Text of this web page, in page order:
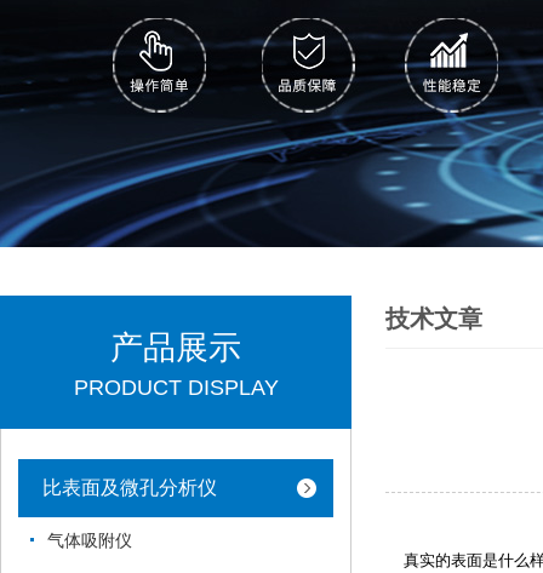
产品展示
PRODUCT DISPLAY
比表面及微孔分析仪
气体吸附仪
技术文章
真实的表面是什么